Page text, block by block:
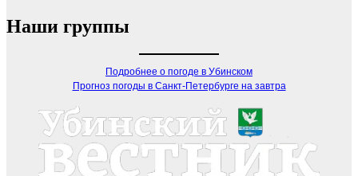
Наши группы
Подробнее о погоде в Убинском
Прогноз погоды в Санкт-Петербурге на завтра